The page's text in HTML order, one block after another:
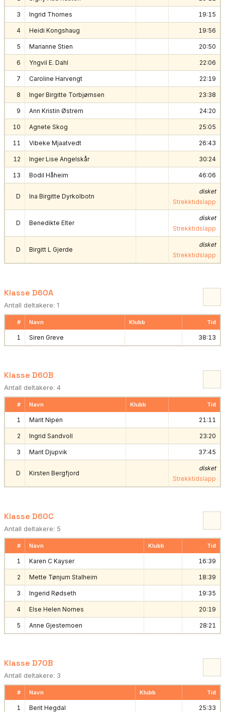
3 Ingrid Thornes 19:15
4 Heidi Kongshaug 19:56
5 Marianne Stien 20:50
6 Yngvil E. Dahl 22:06
7 Caroline Harvengt 22:19
8 Inger Birgitte Torbjørnsen 23:38
9 Ann Kristin Østrem 24:20
10 Agnete Skog 25:05
11 Vibeke Mjaatvedt 26:43
12 Inger Lise Angelskår 30:24
13 Bodil Håheim 46:06
D Ina Birgitte Dyrkolbotn
disket
Strekktidslapp
D Benedikte Elter
disket
Strekktidslapp
D Birgitt L Gjerde
disket
Strekktidslapp
Klasse D60A
Antall deltakere: 1
# Navn Klubb Tid
1 Siren Greve 38:13
Klasse D60B
Antall deltakere: 4
# Navn Klubb Tid
1 Marit Nipen 21:11
2 Ingrid Sandvoll 23:20
3 Marit Djupvik 37:45
D Kirsten Bergfjord
disket
Strekktidslapp
Klasse D60C
Antall deltakere: 5
# Navn Klubb Tid
1 Karen C Kayser 16:39
2 Mette Tønjum Stalheim 18:39
3 Ingerid Rødseth 19:35
4 Else Helen Nornes 20:19
5 Anne Gjestemoen 28:21
Klasse D70B
Antall deltakere: 3
# Navn Klubb Tid
1 Berit Hegdal 25:33